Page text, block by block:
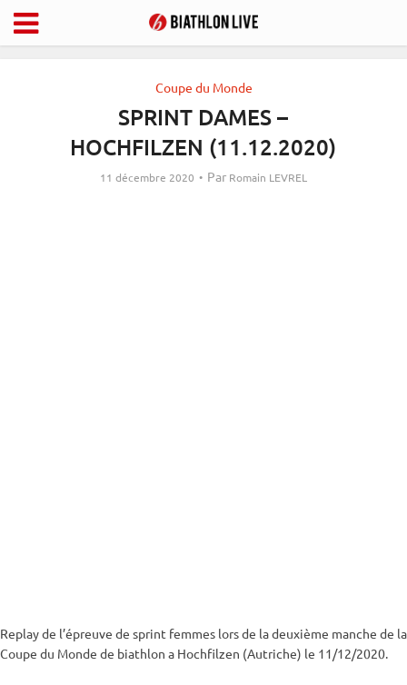
Coupe du Monde
SPRINT DAMES –
HOCHFILZEN (11.12.2020)
11 décembre 2020 Par Romain LEVREL
Replay de l’épreuve de sprint femmes lors de la deuxième manche de la
Coupe du Monde de biathlon a Hochfilzen (Autriche) le 11/12/2020.